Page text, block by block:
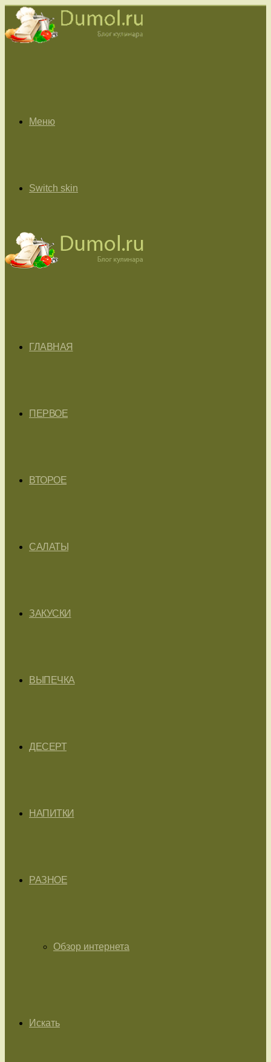
Меню
Switch skin
ГЛАВНАЯ
ПЕРВОЕ
ВТОРОЕ
САЛАТЫ
ЗАКУСКИ
ВЫПЕЧКА
ДЕСЕРТ
НАПИТКИ
РАЗНОЕ
Обзор интернета
Искать